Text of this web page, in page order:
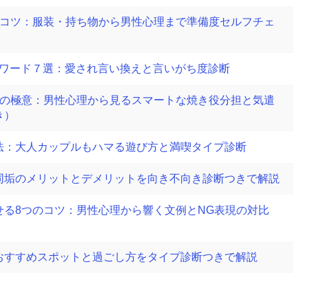
ツ：服装・持ち物から男性心理まで準備度セルフチェ
ード７選：愛され言い換えと言いがち度診断
極意：男性心理から見るスマートな焼き役分担と気遣
大人カップルもハマる遊び方と満喫タイプ診断
のメリットとデメリットを向き不向き診断つきで解説
8つのコツ：男性心理から響く文例とNG表現の対比
すめスポットと過ごし方をタイプ診断つきで解説